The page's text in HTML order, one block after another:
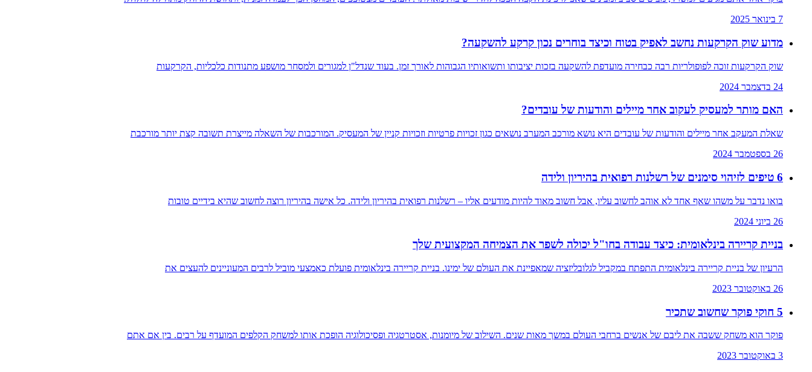
7 בינואר 2025
מדוע שוק הקרקעות נחשב לאפיק בטוח וכיצד בוחרים נכון קרקע להשקעה?
שוק הקרקעות זוכה לפופולריות רבה כבחירה מועדפת להשקעה בזכות יציבותו ותשואותיו הגבוהות לאורך זמן. בעוד שנדל"ן למגורים ולמסחר מושפע מתנודות כלכליות, הקרקעות
24 בדצמבר 2024
האם מותר למעסיק לעקוב אחר מיילים והודעות של עובדים?
שאלת המעקב אחר מיילים והודעות של עובדים היא נושא מורכב המערב נושאים כגון זכויות פרטיות וזכויות קניין של המעסיק. המורכבות של השאלה מייצרת תשובה קצת יותר מורכבת
26 בספטמבר 2024
6 טיפים לזיהוי סימנים של רשלנות רפואית בהיריון ולידה
בואו נדבר על משהו שאף אחד לא אוהב לחשוב עליו, אבל חשוב מאוד להיות מודעים אליו – רשלנות רפואית בהיריון ולידה. כל אישה בהיריון רוצה לחשוב שהיא בידיים טובות
26 ביוני 2024
בניית קריירה בינלאומית: כיצד עבודה בחו"ל יכולה לשפר את הצמיחה המקצועית שלך
הרעיון של בניית קריירה בינלאומית התפתח במקביל לגלובליזציה שמאפיינת את העולם של ימינו. בניית קריירה בינלאומית פועלת כאמצעי מוביל לרבים המעוניינים להעצים את
26 באוקטובר 2023
5 חוקי פוקר שחשוב שתכיר
פוקר הוא משחק ששבה את ליבם של אנשים ברחבי העולם במשך מאות שנים. השילוב של מיומנות, אסטרטגיה ופסיכולוגיה הופכת אותו למשחק הקלפים המועדף על רבים. בין אם אתם
3 באוקטובר 2023